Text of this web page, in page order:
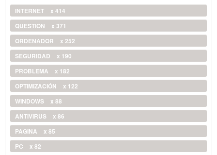
INTERNET
x 414
QUESTION
x 371
ORDENADOR
x 252
SEGURIDAD
x 190
PROBLEMA
x 182
OPTIMIZACIÓN
x 122
WINDOWS
x 88
ANTIVIRUS
x 86
PAGINA
x 85
PC
x 82